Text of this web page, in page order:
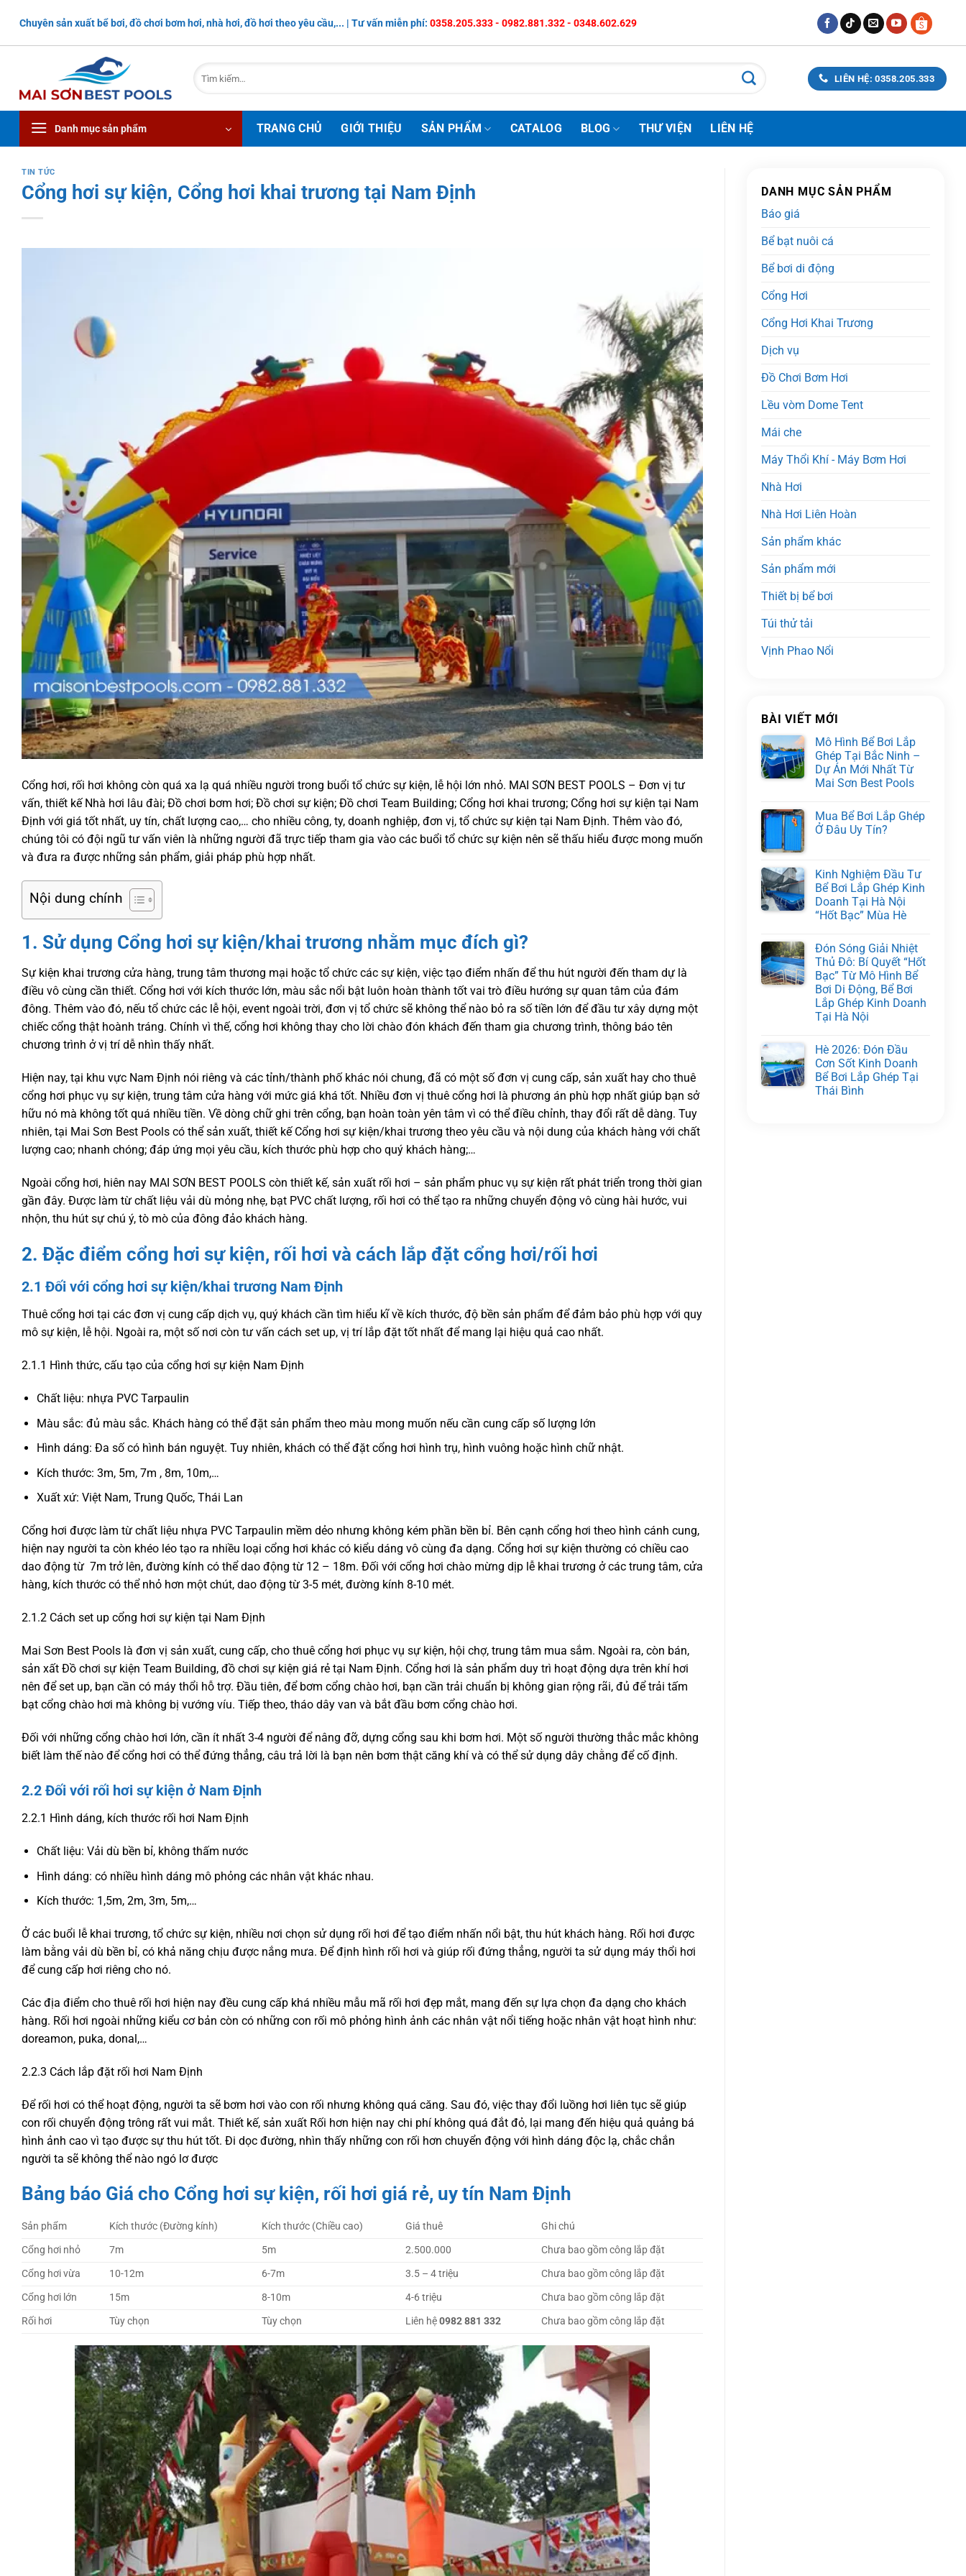
nội
Chuyên sản xuất bể bơi, đồ chơi bơm hơi, nhà hơi, đồ hơi theo yêu cầu,... | Tư vấn miễn phí: 0358.205.333 - 0982.881.332 - 0348.602.629
Tìm
kiếm:
LIÊN HỆ: 0358.205.333
Danh mục sản phẩm TRANG CHỦ GIỚI THIỆU SẢN PHẨM CATALOG BLOG THƯ VIỆN LIÊN HỆ
TIN TỨC
Cổng hơi sự kiện, Cổng hơi khai trương tại Nam Định
Cổng hơi, rối hơi không còn quá xa lạ quá nhiều người trong buổi tổ chức sự kiện, lễ hội lớn nhỏ. MAI SƠN BEST POOLS – Đơn vị tư
vấn, thiết kế Nhà hơi lâu đài; Đồ chơi bơm hơi; Đồ chơi sự kiện; Đồ chơi Team Building; Cổng hơi khai trương; Cổng hơi sự kiện tại Nam
Định với giá tốt nhất, uy tín, chất lượng cao,… cho nhiều công, ty, doanh nghiệp, đơn vị, tổ chức sự kiện tại Nam Định. Thêm vào đó,
chúng tôi có đội ngũ tư vấn viên là những người đã trực tiếp tham gia vào các buổi tổ chức sự kiện nên sẽ thấu hiểu được mong muốn
và đưa ra được những sản phẩm, giải pháp phù hợp nhất.
Nội dung chính
1. Sử dụng Cổng hơi sự kiện/khai trương nhằm mục đích gì?
Sự kiện khai trương cửa hàng, trung tâm thương mại hoặc tổ chức các sự kiện, việc tạo điểm nhấn để thu hút người đến tham dự là
điều vô cùng cần thiết. Cổng hơi với kích thước lớn, màu sắc nổi bật luôn hoàn thành tốt vai trò điều hướng sự quan tâm của đám
đông. Thêm vào đó, nếu tổ chức các lễ hội, event ngoài trời, đơn vị tổ chức sẽ không thể nào bỏ ra số tiền lớn để đầu tư xây dựng một
chiếc cổng thật hoành tráng. Chính vì thế, cổng hơi không thay cho lời chào đón khách đến tham gia chương trình, thông báo tên
chương trình ở vị trí dễ nhìn thấy nhất.
Hiện nay, tại khu vực Nam Định nói riêng và các tỉnh/thành phố khác nói chung, đã có một số đơn vị cung cấp, sản xuất hay cho thuê
cổng hơi phục vụ sự kiện, trung tâm cửa hàng với mức giá khá tốt. Nhiều đơn vị thuê cổng hơi là phương án phù hợp nhất giúp bạn sở
hữu nó mà không tốt quá nhiều tiền. Về dòng chữ ghi trên cổng, bạn hoàn toàn yên tâm vì có thể điều chỉnh, thay đổi rất dễ dàng. Tuy
nhiên, tại Mai Sơn Best Pools có thể sản xuất, thiết kế Cổng hơi sự kiện/khai trương theo yêu cầu và nội dung của khách hàng với chất
lượng cao; nhanh chóng; đáp ứng mọi yêu cầu, kích thước phù hợp cho quý khách hàng;…
Ngoài cổng hơi, hiên nay MAI SƠN BEST POOLS còn thiết kế, sản xuất rối hơi – sản phẩm phuc vụ sự kiện rất phát triển trong thời gian
gần đây. Được làm từ chất liệu vải dù mỏng nhẹ, bạt PVC chất lượng, rối hơi có thể tạo ra những chuyển động vô cùng hài hước, vui
nhộn, thu hút sự chú ý, tò mò của đông đảo khách hàng.
2. Đặc điểm cổng hơi sự kiện, rối hơi và cách lắp đặt cổng hơi/rối hơi
2.1 Đối với cổng hơi sự kiện/khai trương Nam Định
Thuê cổng hơi tại các đơn vị cung cấp dịch vụ, quý khách cần tìm hiểu kĩ về kích thước, độ bền sản phẩm để đảm bảo phù hợp với quy
mô sự kiện, lễ hội. Ngoài ra, một số nơi còn tư vấn cách set up, vị trí lắp đặt tốt nhất để mang lại hiệu quả cao nhất.
2.1.1 Hình thức, cấu tạo của cổng hơi sự kiện Nam Định
Chất liệu: nhựa PVC Tarpaulin
Màu sắc: đủ màu sắc. Khách hàng có thể đặt sản phẩm theo màu mong muốn nếu cần cung cấp số lượng lớn
Hình dáng: Đa số có hình bán nguyệt. Tuy nhiên, khách có thể đặt cổng hơi hình trụ, hình vuông hoặc hình chữ nhật.
Kích thước: 3m, 5m, 7m , 8m, 10m,…
Xuất xứ: Việt Nam, Trung Quốc, Thái Lan
Cổng hơi được làm từ chất liệu nhựa PVC Tarpaulin mềm dẻo nhưng không kém phần bền bỉ. Bên cạnh cổng hơi theo hình cánh cung,
hiện nay người ta còn khéo léo tạo ra nhiều loại cổng hơi khác có kiểu dáng vô cùng đa dạng. Cổng hơi sự kiện thường có chiều cao
dao động từ 7m trở lên, đường kính có thể dao động từ 12 – 18m. Đối với cổng hơi chào mừng dịp lễ khai trương ở các trung tâm, cửa
hàng, kích thước có thể nhỏ hơn một chút, dao động từ 3-5 mét, đường kính 8-10 mét.
2.1.2 Cách set up cổng hơi sự kiện tại Nam Định
Mai Sơn Best Pools là đơn vị sản xuất, cung cấp, cho thuê cổng hơi phục vụ sự kiện, hội chợ, trung tâm mua sắm. Ngoài ra, còn bán,
sản xất Đồ chơi sự kiện Team Building, đồ chơi sự kiện giá rẻ tại Nam Định. Cổng hơi là sản phẩm duy trì hoạt động dựa trên khí hơi
nên để set up, bạn cần có máy thổi hỗ trợ. Đầu tiên, để bơm cổng chào hơi, bạn cần trải chuẩn bị không gian rộng rãi, đủ để trải tấm
bạt cổng chào hơi mà không bị vướng víu. Tiếp theo, tháo dây van và bắt đầu bơm cổng chào hơi.
Đối với những cổng chào hơi lớn, cần ít nhất 3-4 người để nâng đỡ, dựng cổng sau khi bơm hơi. Một số người thường thắc mắc không
biết làm thế nào để cổng hơi có thể đứng thẳng, câu trả lời là bạn nên bơm thật căng khí và có thể sử dụng dây chằng để cố định.
2.2 Đối với rối hơi sự kiện ở Nam Định
2.2.1 Hình dáng, kích thước rối hơi Nam Định
Chất liệu: Vải dù bền bỉ, không thấm nước
Hình dáng: có nhiều hình dáng mô phỏng các nhân vật khác nhau.
Kích thước: 1,5m, 2m, 3m, 5m,…
Ở các buổi lễ khai trương, tổ chức sự kiện, nhiều nơi chọn sử dụng rối hơi để tạo điểm nhấn nổi bật, thu hút khách hàng. Rối hơi được
làm bằng vải dù bền bỉ, có khả năng chịu được nắng mưa. Để định hình rối hơi và giúp rối đứng thẳng, người ta sử dụng máy thổi hơi
để cung cấp hơi riêng cho nó.
Các địa điểm cho thuê rối hơi hiện nay đều cung cấp khá nhiều mẫu mã rối hơi đẹp mắt, mang đến sự lựa chọn đa dạng cho khách
hàng. Rối hơi ngoài những kiểu cơ bản còn có những con rối mô phỏng hình ảnh các nhân vật nổi tiếng hoặc nhân vật hoạt hình như:
doreamon, puka, donal,…
2.2.3 Cách lắp đặt rối hơi Nam Định
Để rối hơi có thể hoạt động, người ta sẽ bơm hơi vào con rối nhưng không quá căng. Sau đó, việc thay đổi luồng hơi liên tục sẽ giúp
con rối chuyển động trông rất vui mắt. Thiết kế, sản xuất Rối hơn hiện nay chi phí không quá đắt đỏ, lại mang đến hiệu quả quảng bá
hình ảnh cao vì tạo được sự thu hút tốt. Đi dọc đường, nhìn thấy những con rối hơn chuyển động với hình dáng độc lạ, chắc chắn
người ta sẽ không thể nào ngó lơ được
Bảng báo Giá cho Cổng hơi sự kiện, rối hơi giá rẻ, uy tín Nam Định
Sản phẩm Kích thước (Đường kính) Kích thước (Chiều cao) Giá thuê
Ghi chú
Cổng hơi nhỏ
7m 5m 2.500.000
Chưa bao gồm công lắp đặt
Cổng hơi vừa
10-12m 6-7m 3.5 – 4 triệu
Chưa bao gồm công lắp đặt
Cổng hơi lớn
15m 8-10m 4-6 triệu
Chưa bao gồm công lắp đặt
Rối hơi
Tùy chọn Tùy chọn Liên hệ0982 881 332 Chưa bao gồm công lắp đặt
DANH MỤC SẢN PHẨM
Báo giá
Bể bạt nuôi cá
Bể bơi di động
Cổng Hơi
Cổng Hơi Khai Trương
Dịch vụ
Đồ Chơi Bơm Hơi
Lều vòm Dome Tent
Mái che
Máy Thổi Khí - Máy Bơm Hơi
Nhà Hơi
Nhà Hơi Liên Hoàn
Sản phẩm khác
Sản phẩm mới
Thiết bị bể bơi
Túi thử tải
Vịnh Phao Nổi
BÀI VIẾT MỚI
Mô Hình Bể Bơi Lắp
Ghép Tại Bắc Ninh –
Dự Án Mới Nhất Từ
Mai Sơn Best Pools
Mua Bể Bơi Lắp Ghép
Ở Đâu Uy Tín?
Kinh Nghiệm Đầu Tư
Bể Bơi Lắp Ghép Kinh
Doanh Tại Hà Nội
“Hốt Bạc” Mùa Hè
Đón Sóng Giải Nhiệt
Thủ Đô: Bí Quyết “Hốt
Bạc” Từ Mô Hình Bể
Bơi Di Động, Bể Bơi
Lắp Ghép Kinh Doanh
Tại Hà Nội
Hè 2026: Đón Đầu
Cơn Sốt Kinh Doanh
Bể Bơi Lắp Ghép Tại
Thái Bình